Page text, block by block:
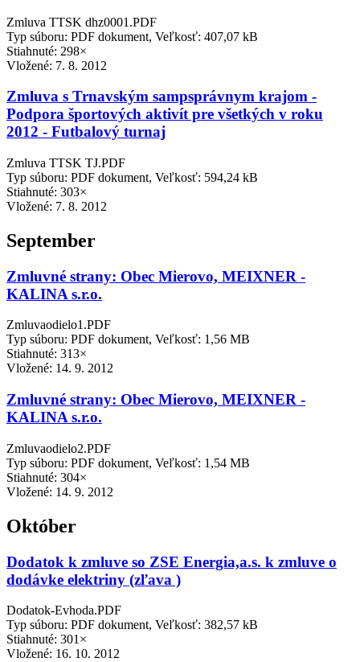
Zmluva TTSK dhz0001.PDF
Typ súboru: PDF dokument, Veľkosť: 407,07 kB
Stiahnuté: 298×
Vložené: 7. 8. 2012
Zmluva s Trnavským sampsprávnym krajom -
Podpora športových aktivít pre všetkých v roku
2012 - Futbalový turnaj
Zmluva TTSK TJ.PDF
Typ súboru: PDF dokument, Veľkosť: 594,24 kB
Stiahnuté: 303×
Vložené: 7. 8. 2012
September
Zmluvné strany: Obec Mierovo, MEIXNER -
KALINA s.r.o.
Zmluvaodielo1.PDF
Typ súboru: PDF dokument, Veľkosť: 1,56 MB
Stiahnuté: 313×
Vložené: 14. 9. 2012
Zmluvné strany: Obec Mierovo, MEIXNER -
KALINA s.r.o.
Zmluvaodielo2.PDF
Typ súboru: PDF dokument, Veľkosť: 1,54 MB
Stiahnuté: 304×
Vložené: 14. 9. 2012
Október
Dodatok k zmluve so ZSE Energia,a.s. k zmluve o
dodávke elektriny (zľava )
Dodatok-Evhoda.PDF
Typ súboru: PDF dokument, Veľkosť: 382,57 kB
Stiahnuté: 301×
Vložené: 16. 10. 2012